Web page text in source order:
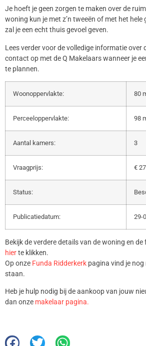
Je hoeft je geen zorgen te maken over de
woning kun je met z’n tweeën of met het hele
zal je een echt thuis gevoel geven.
Lees verder voor de volledige informatie over
contact op met de Q Makelaars wanneer je
te plannen.
Woonoppervlakte: 80
Perceeloppervlakte: 98
Aantal kamers: 3
Vraagprijs: €
Status:
Publicatiedatum: 29-
Bekijk de verdere details van de woning en de
hierte klikken.
Op onze Funda Ridderkerk pagina vind je
staan.
Heb je hulp nodig bij de aankoop van jouw
dan onze makelaar pagina.